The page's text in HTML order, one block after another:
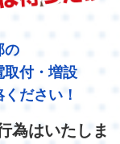
の
取付・増設
ださい！
為はいたしま